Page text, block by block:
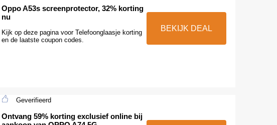
Oppo A53s screenprotector, 32% korting
nu
Kijk op deze pagina voor Telefoonglaasje korting
en de laatste coupon codes.
BEKIJK DEAL
Geverifieerd
Ontvang 59% korting exclusief online bij